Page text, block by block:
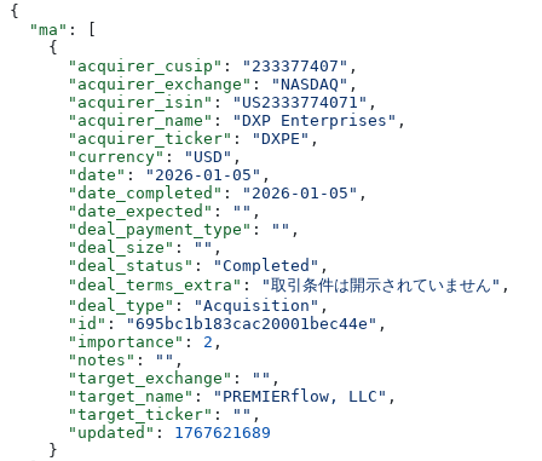
{
  "ma"
: [
    {
      "acquirer_cusip"
: "233377407" ,
      "acquirer_exchange"
: "NASDAQ" ,
      "acquirer_isin"
: "US2333774071" ,
      "acquirer_name"
: "DXP Enterprises" ,
      "acquirer_ticker"
: "DXPE" ,
      "currency"
: "USD" ,
      "date"
: "2026-01-05" ,
      "date_completed"
: "2026-01-05" ,
      "date_expected"
: "" ,
      "deal_payment_type"
: "" ,
      "deal_size"
: "" ,
      "deal_status"
: "Completed" ,
      "deal_terms_extra"
: "取引条件は開示されていません" ,
      "deal_type"
: "Acquisition" ,
      "id"
: "695bc1b183cac20001bec44e" ,
      "importance"
: 2 ,
      "notes"
: "" ,
      "target_exchange"
: "" ,
      "target_name"
: "PREMIERflow, LLC" ,
      "target_ticker"
: "" ,
      "updated"
: 1767621689
    }